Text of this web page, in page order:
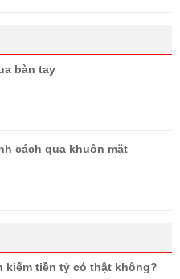
bàn tay
cách qua khuôn mặt
kiếm tiền tỷ có thật không?